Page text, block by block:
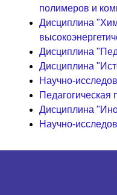
полимеров и
Дисциплина
Дисциплина
Дисциплина
Научно-
Педагогическая
Дисциплина
Научно-